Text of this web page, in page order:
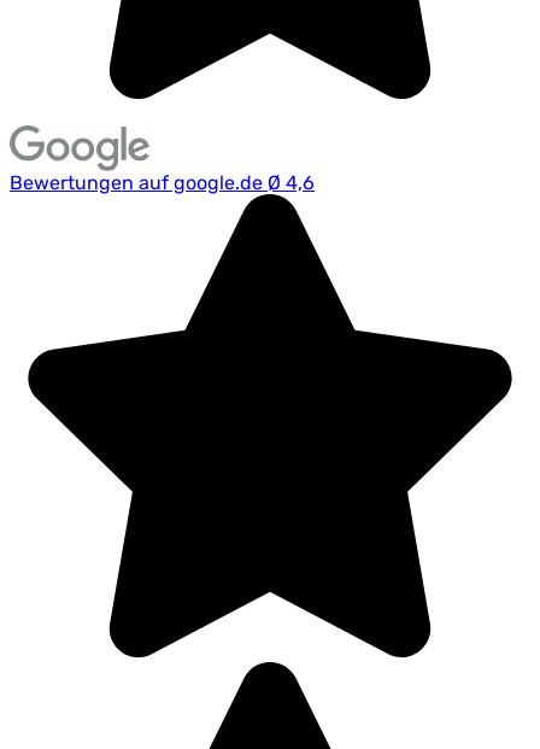
Bewertungen auf google.de Ø 4,6